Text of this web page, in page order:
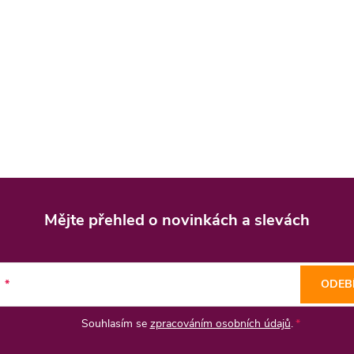
Mějte přehled o novinkách a slevách
Souhlasím se zpracováním osobních údajů.